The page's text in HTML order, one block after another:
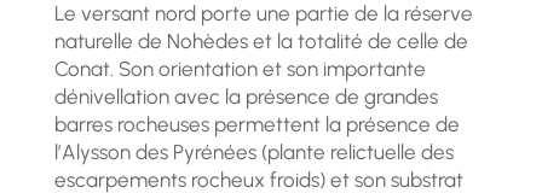
Le versant nord porte une partie de la réserve
naturelle de Nohèdes et la totalité de celle de
Conat. Son orientation et son importante
dénivellation avec la présence de grandes
barres rocheuses permettent la présence de
l’Alysson des Pyrénées (plante relictuelle des
escarpements rocheux froids) et son substrat